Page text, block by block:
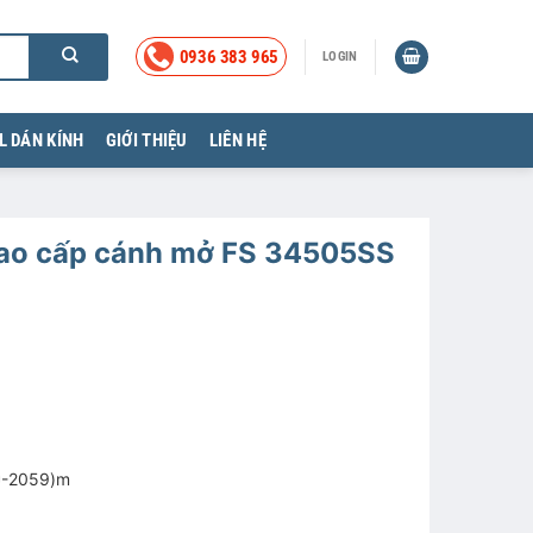
0936 383 965 LOGIN
DÁN KÍNH GIỚI THIỆU LIÊN HỆ
cấp cánh mở FS 34505SS
2059)m